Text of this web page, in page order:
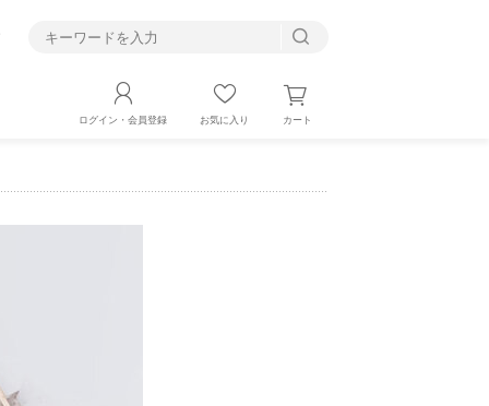
ログイン・会員登録 お気に入り カート